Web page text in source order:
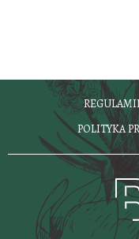
POLITYKA